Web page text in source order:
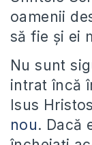
oamenii
să fie și ei
Nu sunt
intrat încă
Isus
nou. Dacă